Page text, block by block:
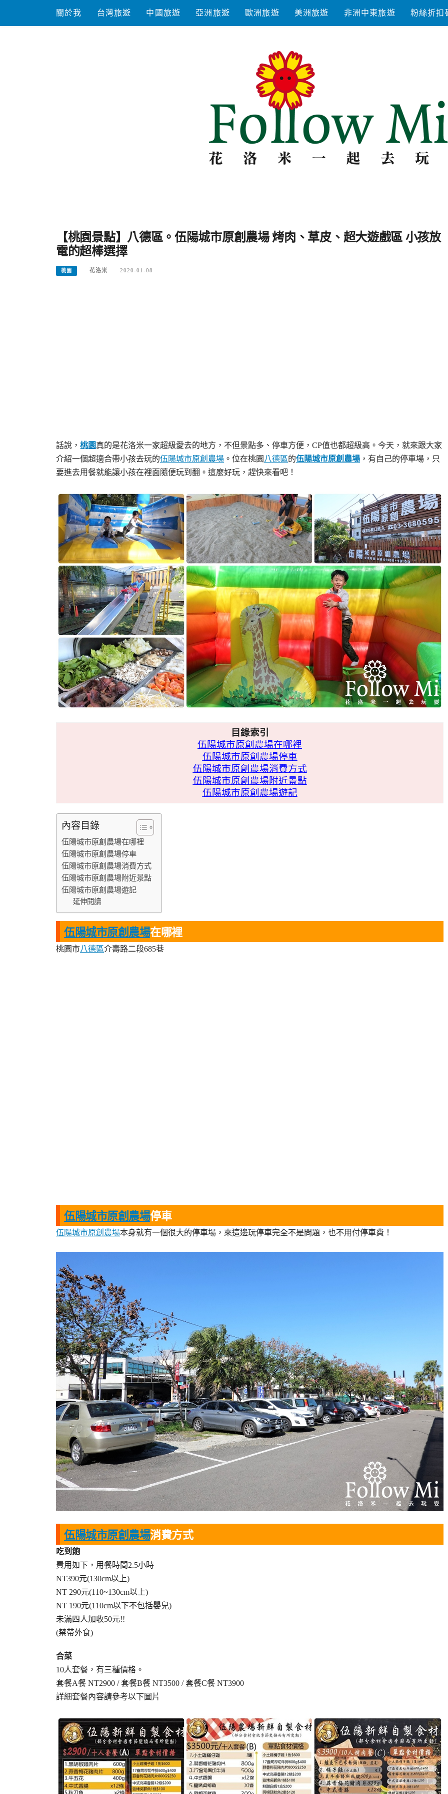
content
關於我 台灣旅遊 中國旅遊 亞洲旅遊 歐洲旅遊 美洲旅遊 非洲中東旅遊 粉絲折扣
【桃園景點】八德區。伍陽城市原創農場 烤肉、草皮、超大遊戲區 小孩放
電的超棒選擇
桃園 花洛米 2020-01-08
話說， 桃園真的是花洛米一家超級愛去的地方，不但景點多、停車方便，CP值也都超級高。今天，就來跟大家
介紹一個超適合帶小孩去玩的伍陽城市原創農場 。位在桃園 八德區的伍陽城市原創農場 ，有自己的停車場，只
要進去用餐就能讓小孩在裡面隨便玩到翻。這麼好玩，趕快來看吧！
目錄索引
伍陽城市原創農場在哪裡
伍陽城市原創農場停車
伍陽城市原創農場消費方式
伍陽城市原創農場附近景點
伍陽城市原創農場遊記
內容目錄
伍陽城市原創農場在哪裡
伍陽城市原創農場停車
伍陽城市原創農場消費方式
伍陽城市原創農場附近景點
伍陽城市原創農場遊記
延伸閱讀
伍陽城市原創農場在哪裡
桃園市八德區介壽路二段685巷
伍陽城市原創農場停車
伍陽城市原創農場本身就有一個很大的停車場，來這邊玩停車完全不是問題，也不用付停車費！
伍陽城市原創農場消費方式
吃到飽
費用如下，用餐時間2.5小時
NT390元(130cm以上)
NT 290元(110~130cm以上)
NT 190元(110cm以下不包括嬰兒)
未滿四人加收50元!!
(禁帶外食)
合菜
10人套餐，有三種價格。
套餐A餐 NT2900 / 套餐B餐 NT3500 / 套餐C餐 NT3900
詳細套餐內容請參考以下圖片